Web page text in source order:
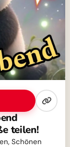
teilen!
Schönen